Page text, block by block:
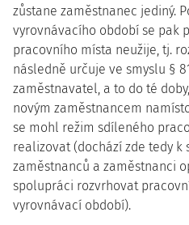
zůstane zaměstnanec jediný.
vyrovnávacího období se pak
pracovního místa neužije, tj.
následně určuje ve smyslu §
zaměstnavatel, a to do té
novým zaměstnancem
se mohl režim sdíleného
realizovat (dochází zde tedy k
zaměstnanců a zaměstnanci
spolupráci rozvrhovat
vyrovnávací období).